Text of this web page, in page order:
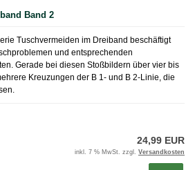
Band 2
Tuschvermeiden im Dreiband beschäftigt
und entsprechenden
Gerade bei diesen Stoßbildern über vier bis
Kreuzungen der B 1- und B 2-Linie, die
24,99 EUR
inkl. 7 % MwSt. zzgl. Versandkosten